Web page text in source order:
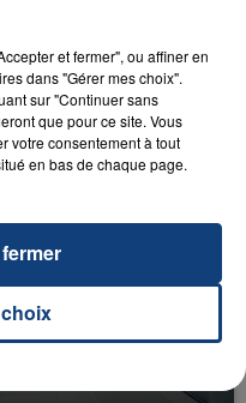
: UNE FEMME ET
LA...
feu après avoir
bébé de trois mois
SE FAIRE
et fermer", ou affiner en
dans "Gérer mes choix".
sur "Continuer sans
que pour ce site. Vous
votre consentement à tout
en bas de chaque page.